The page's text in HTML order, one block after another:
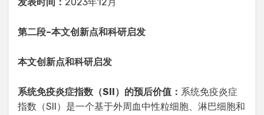
第二段–本文创新点和科研启发
本文创新点和科研启发
系统免疫炎症指数（SII）的预后价值： 系统免疫炎症
指数（SII）是一个基于外周血中性粒细胞、淋巴细胞和